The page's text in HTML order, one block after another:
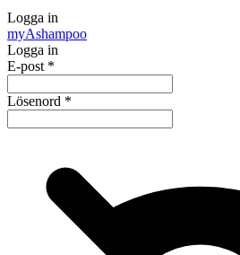
Logga in
myAshampoo
Logga in
E-post *
Lösenord *